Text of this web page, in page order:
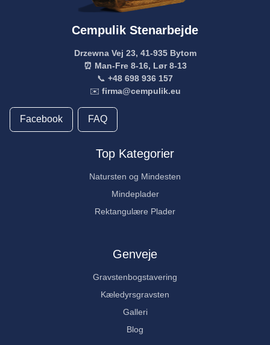
Cempulik Stenarbejde
Drzewna Vej 23, 41-935 Bytom
⏰ Man-Fre 8-16, Lør 8-13
📞 +48 698 936 157
✉️ firma@cempulik.eu
Facebook FAQ
Top Kategorier
Natursten og Mindesten
Mindeplader
Rektangulære Plader
Genveje
Gravstenbogstavering
Kæledyrsgravsten
Galleri
Blog